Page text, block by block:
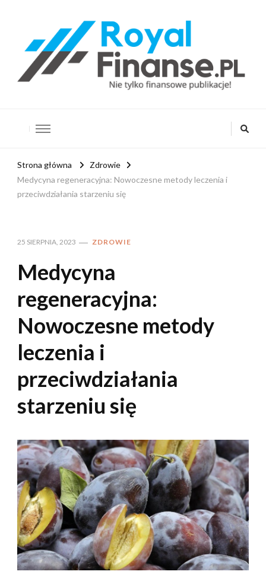
Strona główna
Zdrowie
Medycyna regeneracyjna: Nowoczesne metody leczenia i
przeciwdziałania starzeniu się
25 SIERPNIA, 2023 ZDROWIE
Medycyna
regeneracyjna:
Nowoczesne metody
leczenia i
przeciwdziałania
starzeniu się